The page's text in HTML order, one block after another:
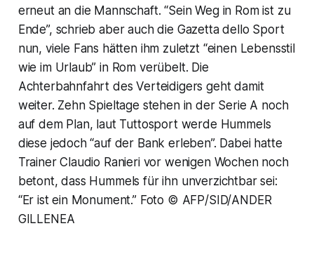
erneut an die Mannschaft. “Sein Weg in Rom ist zu
Ende”, schrieb aber auch die Gazetta dello Sport
nun, viele Fans hätten ihm zuletzt “einen Lebensstil
wie im Urlaub” in Rom verübelt. Die
Achterbahnfahrt des Verteidigers geht damit
weiter. Zehn Spieltage stehen in der Serie A noch
auf dem Plan, laut Tuttosport werde Hummels
diese jedoch “auf der Bank erleben”. Dabei hatte
Trainer Claudio Ranieri vor wenigen Wochen noch
betont, dass Hummels für ihn unverzichtbar sei:
“Er ist ein Monument.” Foto © AFP/SID/ANDER
GILLENEA